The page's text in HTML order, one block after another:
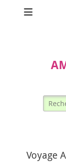
Voyage